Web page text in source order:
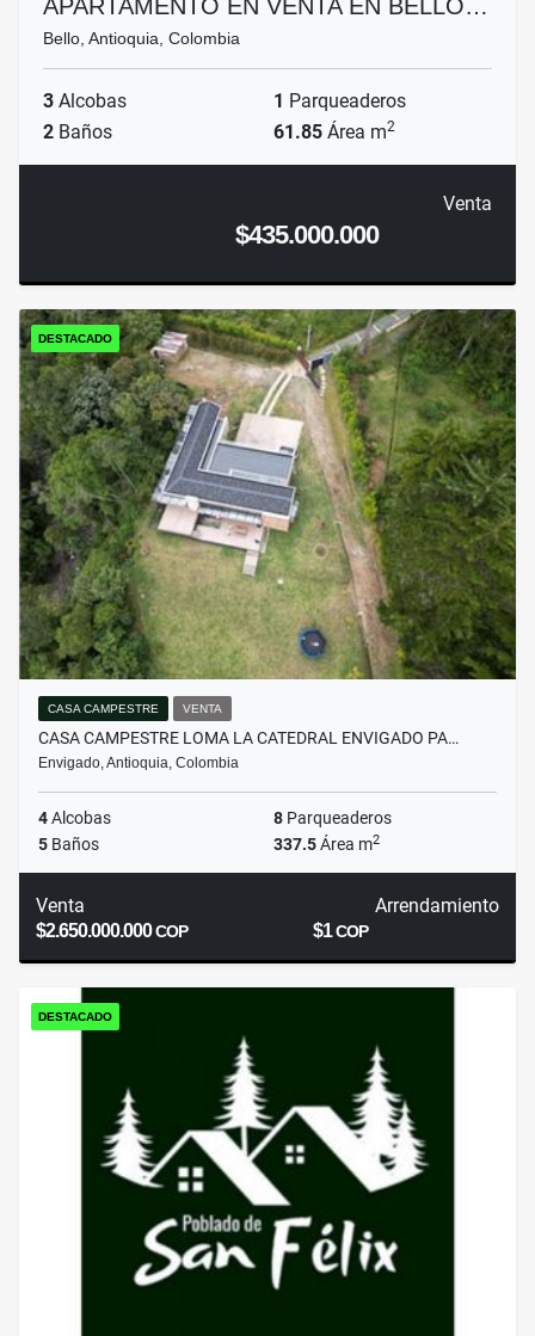
APARTAMENTO EN VENTA EN BELLO…
Bello, Antioquia, Colombia
3 Alcobas 1 Parqueaderos
2 Baños 61.85 Área m2
Venta
$435.000.000
DESTACADO
CASA CAMPESTRE VENTA
CASA CAMPESTRE LOMA LA CATEDRAL ENVIGADO PA…
Envigado, Antioquia, Colombia
4Alcobas 8 Parqueaderos
5 Baños 337.5Área m2
Venta
$2.650.000.000COP
Arrendamiento
$1COP
DESTACADO